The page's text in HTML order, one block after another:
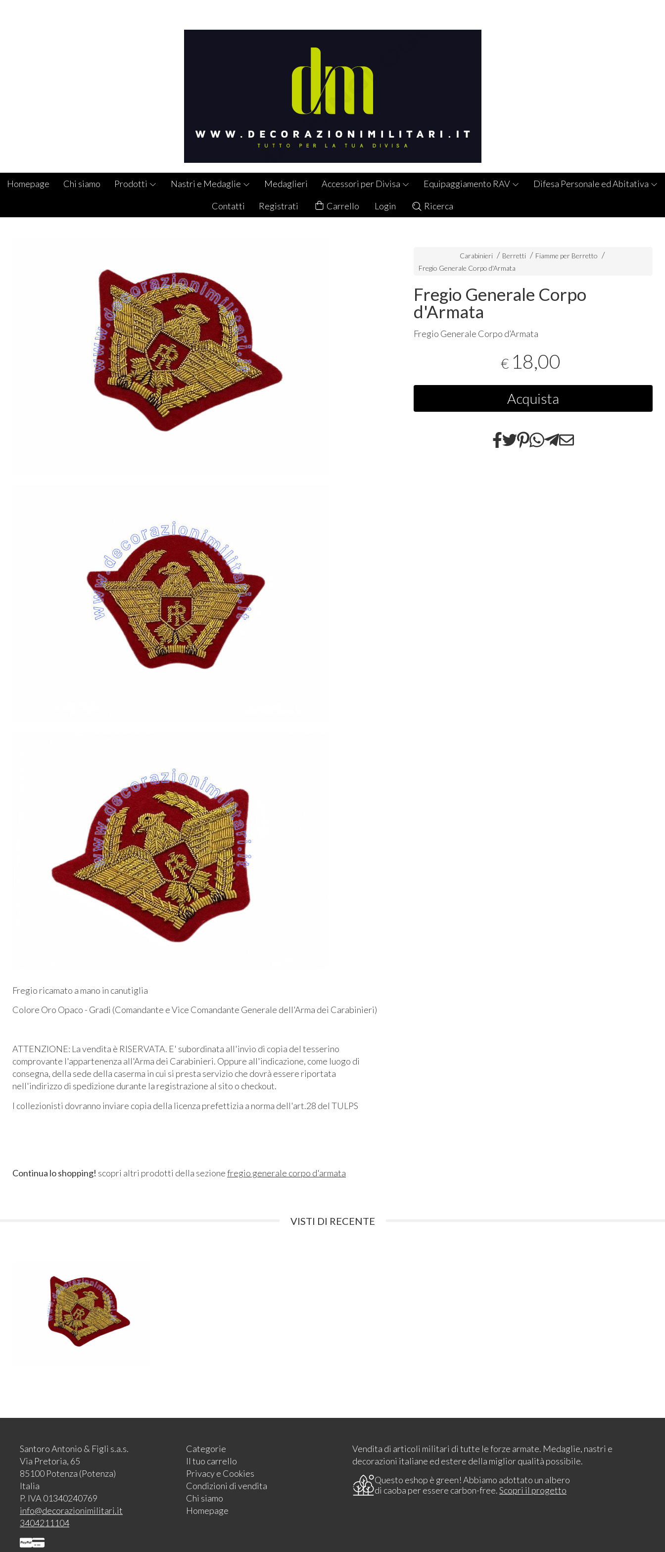
Homepage Chi siamo Prodotti Nastri e Medaglie Medaglieri Accessori per Divisa Equipaggiamento RAV Difesa Personale ed Abitativa
Contatti Registrati Carrello Login Ricerca
Fregio ricamato a mano in canutiglia
Colore Oro Opaco - Gradi (Comandante e Vice Comandante Generale dell'Arma dei Carabinieri)
ATTENZIONE: La vendita è RISERVATA. E' subordinata all'invio di copia del tesserino
comprovante l'appartenenza all'Arma dei Carabinieri. Oppure all'indicazione, come luogo di
consegna, della sede della caserma in cui si presta servizio che dovrà essere riportata
nell'indirizzo di spedizione durante la registrazione al sito o checkout.
I collezionisti dovranno inviare copia della licenza prefettizia a norma dell'art.28 del TULPS
Carabinieri Berretti
Fiamme per Berretto
Fregio Generale Corpo d'Armata
Fregio Generale Corpo
d'Armata
Fregio Generale Corpo d’Armata
€ 18,00
Acquista
Continua lo shopping! scopri altri prodotti della sezionefregio generale corpo d'armata
VISTI DI RECENTE
Santoro Antonio & Figli s.a.s.
Via Pretoria, 65
85100 Potenza (Potenza)
Italia
P. IVA 01340240769
info@decorazionimilitari.it
3404211104
Categorie
Il tuo carrello
Privacy e Cookies
Condizioni di vendita
Chi siamo
Homepage
Vendita di articoli militari di tutte le forze armate. Medaglie, nastri e
decorazioni italiane ed estere della miglior qualità possibile.
Questo eshop è green! Abbiamo adottato un albero
di caoba per essere carbon-free.Scopri il progetto